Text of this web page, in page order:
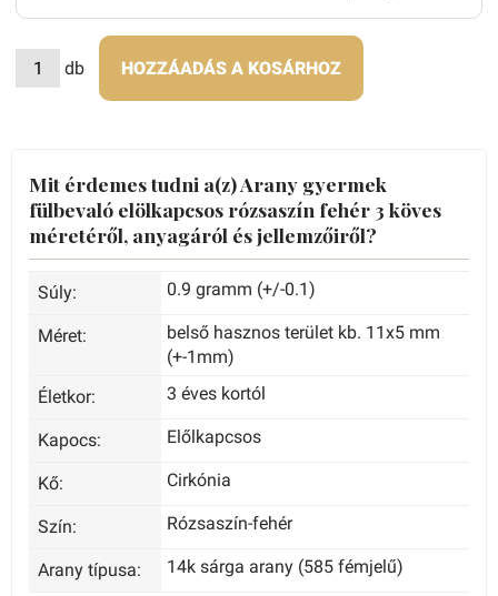
db HOZZÁADÁS A KOSÁRHOZ
Mit érdemes tudni a(z) Arany gyermek
fülbevaló elölkapcsos rózsaszín fehér 3 köves
méretéről, anyagáról és jellemzőiről?
Súly: 0.9 gramm (+/-0.1)
Méret:
belső hasznos terület kb. 11x5 mm
(+-1mm)
Életkor:
3 éves kortól
Kapocs: Előlkapcsos
Kő: Cirkónia
Szín: Rózsaszín-fehér
Arany típusa: 14k sárga arany (585 fémjelű)